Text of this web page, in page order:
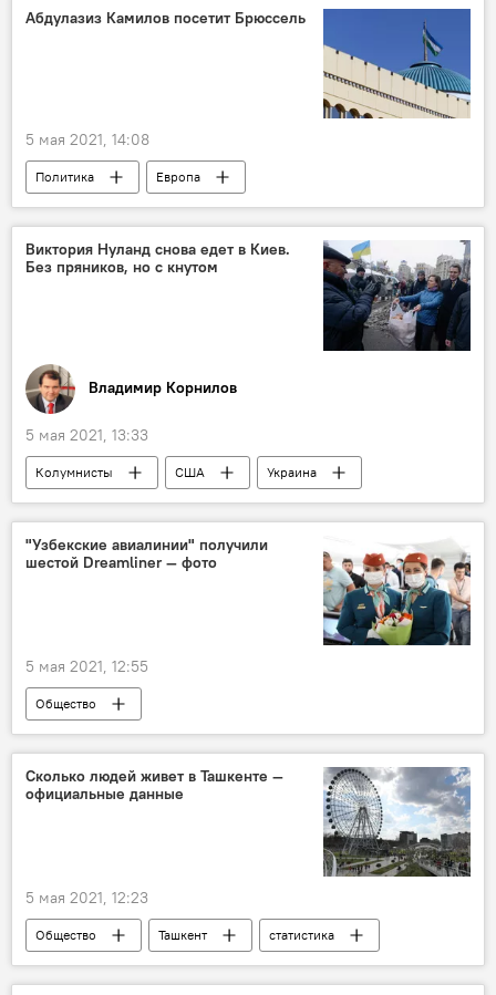
Абдулазиз Камилов посетит Брюссель
5 мая 2021, 14:08
Политика
Европа
МИД Узбекистана
Виктория Нуланд снова едет в Киев.
Без пряников, но с кнутом
Владимир Корнилов
5 мая 2021, 13:33
Колумнисты США
Украина
Запад
Джордж Сорос
"Узбекские авиалинии" получили
шестой Dreamliner — фото
5 мая 2021, 12:55
Общество
Авиакомпания Uzbekistan Airways
Сколько людей живет в Ташкенте —
официальные данные
5 мая 2021, 12:23
Общество Ташкент статистика